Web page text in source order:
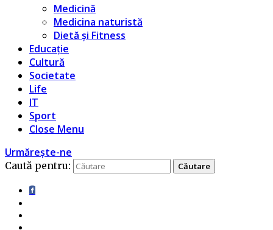
Medicină
Medicina naturistă
Dietă și Fitness
Educație
Cultură
Societate
Life
IT
Sport
Close Menu
Urmărește-ne
Caută pentru: